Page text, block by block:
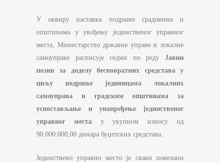
У оквиру наставка подршке градовима и
општинама у увођењу јединственог управног
места, Министарство државне управе и локалне
самоуправе расписује седми по реду Јавни
позив за доделу бесповратних средстава у
циљу подршке јединицама локалних
самоуправа и градским општинама за
успостављање и унапређење јединственог
управног местау укупном износу од
90.000.000,00 динара буџетских средстава.
Јединствено управно место је сваки повезани